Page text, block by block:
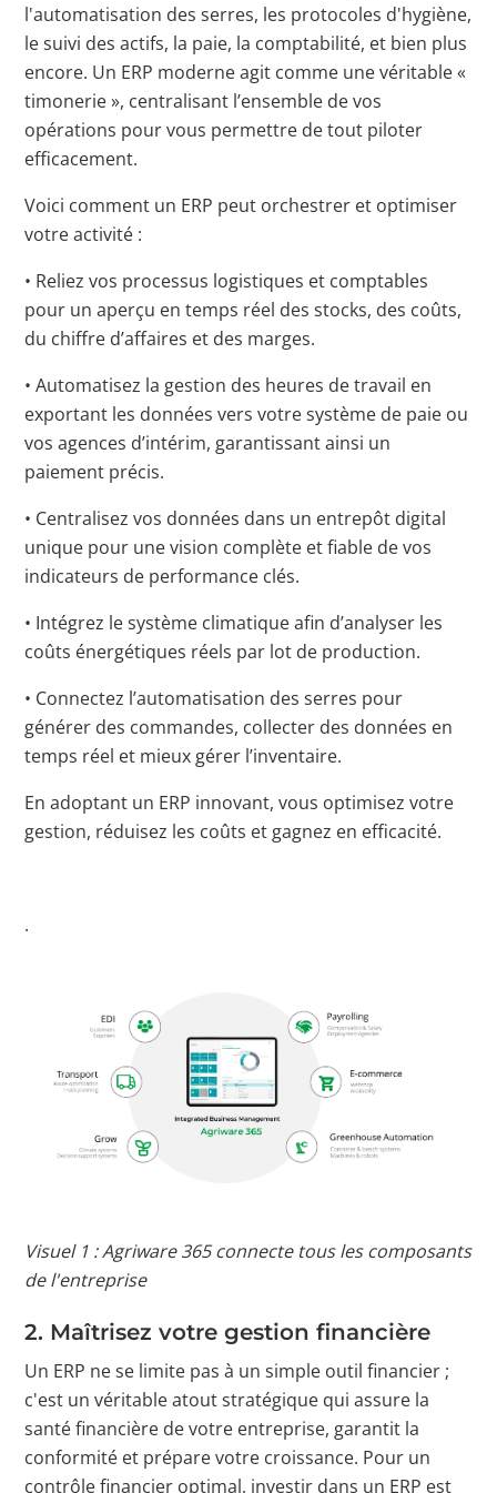
l'automatisation des serres, les protocoles d'hygiène,
le suivi des actifs, la paie, la comptabilité, et bien plus
encore. Un ERP moderne agit comme une véritable «
timonerie », centralisant l’ensemble de vos
opérations pour vous permettre de tout piloter
efficacement.
Voici comment un ERP peut orchestrer et optimiser
votre activité :
• Reliez vos processus logistiques et comptables
pour un aperçu en temps réel des stocks, des coûts,
du chiffre d’affaires et des marges.
• Automatisez la gestion des heures de travail en
exportant les données vers votre système de paie ou
vos agences d’intérim, garantissant ainsi un
paiement précis.
• Centralisez vos données dans un entrepôt digital
unique pour une vision complète et fiable de vos
indicateurs de performance clés.
• Intégrez le système climatique afin d’analyser les
coûts énergétiques réels par lot de production.
• Connectez l’automatisation des serres pour
générer des commandes, collecter des données en
temps réel et mieux gérer l’inventaire.
En adoptant un ERP innovant, vous optimisez votre
gestion, réduisez les coûts et gagnez en efficacité.
.
Visuel 1 : Agriware 365 connecte tous les composants
de l'entreprise
2. Maîtrisez votre gestion financière
Un ERP ne se limite pas à un simple outil financier ;
c'est un véritable atout stratégique qui assure la
santé financière de votre entreprise, garantit la
conformité et prépare votre croissance. Pour un
contrôle financier optimal, investir dans un ERP est